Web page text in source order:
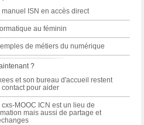
manuel ISN en accès direct
au féminin
de métiers du numérique
?
et son bureau d'accueil restent
contact pour aider
cxs-MOOC ICN est un lieu de
mais aussi de partage et